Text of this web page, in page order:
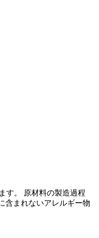
す。 原材料の製造過程
含まれないアレルギー物